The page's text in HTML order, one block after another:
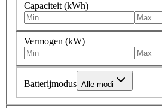
Capaciteit (kWh)
Vermogen (kW)
Batterijmodus Alle modi